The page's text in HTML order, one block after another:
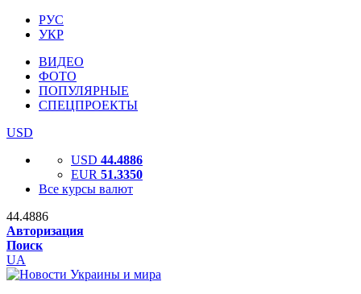
РУС
УКР
ВИДЕО
ФОТО
ПОПУЛЯРНЫЕ
СПЕЦПРОЕКТЫ
USD
USD 44.4886
EUR 51.3350
Все курсы валют
44.4886
Авторизация
Поиск
UA